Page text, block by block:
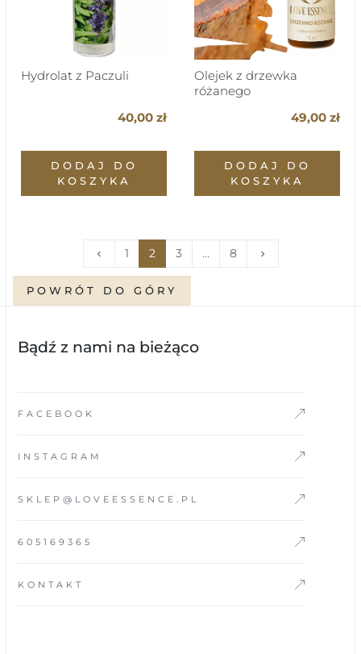
Hydrolat z Paczuli
40,00 zł
DODAJ DO
KOSZYKA
Olejek z drzewka
różanego
49,00 zł
DODAJ DO
KOSZYKA
keyboard_arrow_left Poprzedni
1 2 3 … 8 keyboard_arrow_right
POWRÓT DO GÓRY
Bądź z nami na bieżąco
FACEBOOK
INSTAGRAM
SKLEP@LOVEESSENCE.PL
605169365
KONTAKT